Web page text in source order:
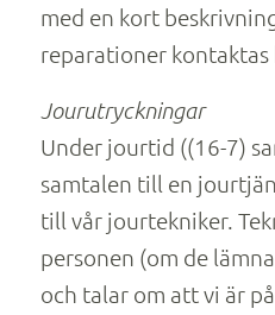
med en kort
reparationer
Jourutryckningar
Under jourtid ((16-7)
samtalen till en
till vår jourtekniker.
personen (om de
och talar om att vi är